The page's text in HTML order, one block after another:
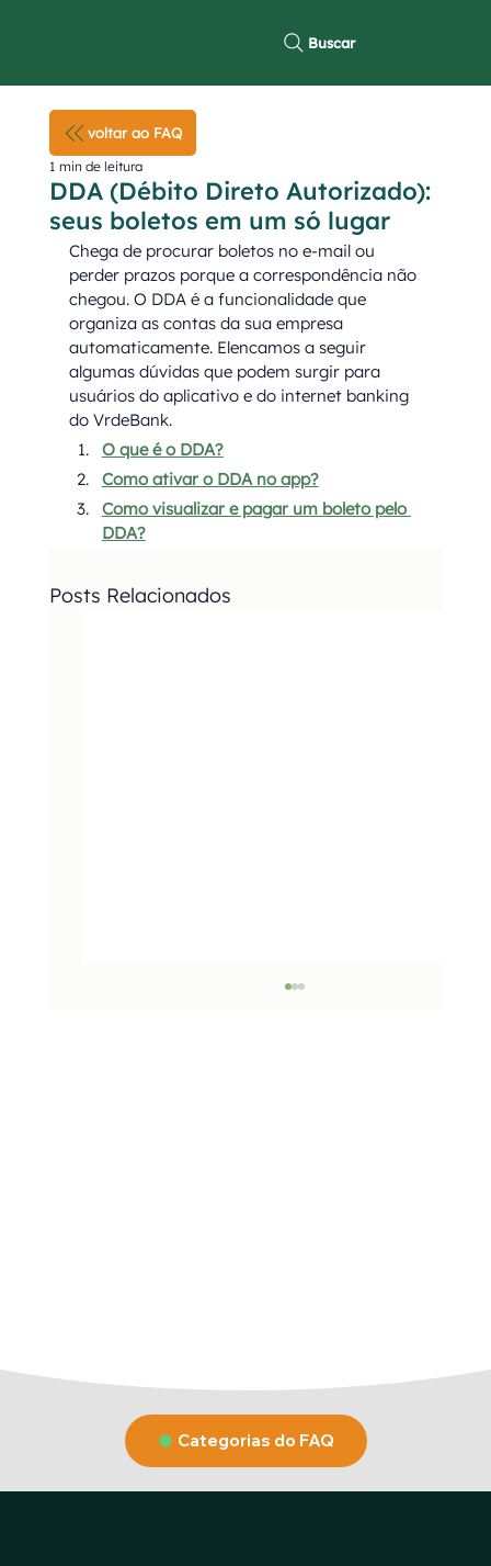
Buscar
DDA (Débito Direto Autorizado):
seus boletos em um só lugar
1 min de leitura
Chega de procurar boletos no e-mail ou
perder prazos porque a correspondência não
chegou. O DDA é a funcionalidade que
organiza as contas da sua empresa
automaticamente. Elencamos a seguir
algumas dúvidas que podem surgir para
usuários do aplicativo e do internet banking
do VrdeBank.
O que é o DDA?
Como ativar o DDA no app?
Como visualizar e pagar um boleto pelo
DDA?
Posts Relacionados
voltar ao FAQ
Categorias do FAQ